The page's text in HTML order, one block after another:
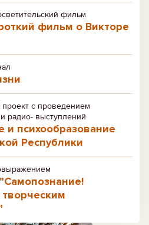
фильм
фильм о Викторе
с проведением
радио- выступлений
и психообразование
Республики